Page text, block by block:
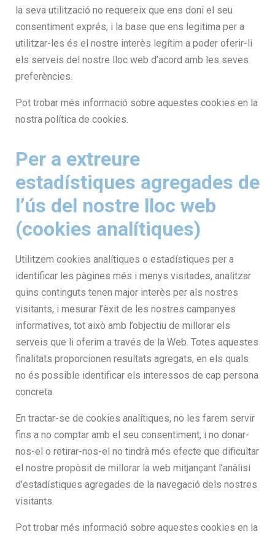
la seva utilització no requereix que ens doni el seu
consentiment exprés, i la base que ens legitima per a
utilitzar-les és el nostre interès legítim a poder oferir-li
els serveis del nostre lloc web d’acord amb les seves
preferències.
Pot trobar més informació sobre aquestes cookies en la
nostra política de cookies.
Per a extreure
estadístiques agregades de
l’ús del nostre lloc web
(cookies analítiques)
Utilitzem cookies analítiques o estadístiques per a
identificar les pàgines més i menys visitades, analitzar
quins continguts tenen major interès per als nostres
visitants, i mesurar l’èxit de les nostres campanyes
informatives, tot això amb l’objectiu de millorar els
serveis que li oferim a través de la Web. Totes aquestes
finalitats proporcionen resultats agregats, en els quals
no és possible identificar els interessos de cap persona
concreta.
En tractar-se de cookies analítiques, no les farem servir
fins a no comptar amb el seu consentiment, i no donar-
nos-el o retirar-nos-el no tindrà més efecte que dificultar
el nostre propòsit de millorar la web mitjançant l’anàlisi
d’estadístiques agregades de la navegació dels nostres
visitants.
Pot trobar més informació sobre aquestes cookies en la